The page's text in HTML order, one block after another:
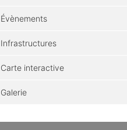
Évènements
Infrastructures
Carte interactive
Galerie